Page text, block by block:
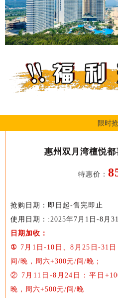
限时
惠州双月湾檀悦
特惠价：
抢购日期：即日起-售完即止
使用日期：:2025年7月1日-8月
日期加收：
① 7月1日-10日、8月25日-31
间/晚，周六+300元/间/晚；
② 7月11日-8月24日：平日
晚，周六+500元/间/晚